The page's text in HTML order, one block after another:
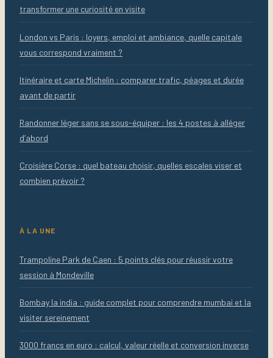
transformer une curiosité en visite
London vs Paris : loyers, emploi et ambiance, quelle capitale
vous correspond vraiment ?
Itinéraire et carte Michelin : comparer trafic, péages et durée
avant de partir
Randonner léger sans se sous-équiper : les 4 postes à alléger
d’abord
Croisière Corse : quel bateau choisir, quelles escales viser et
combien prévoir ?
À LA UNE
Trampoline Park de Caen : 5 points clés pour réussir votre
session à Mondeville
Bombay la india : guide complet pour comprendre mumbai et la
visiter sereinement
3000 francs en euro : calcul, valeur réelle et conversion inverse